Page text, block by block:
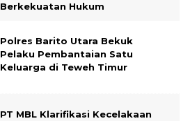
Berkekuatan Hukum
Polres Barito Utara Bekuk
Pelaku Pembantaian Satu
Keluarga di Teweh Timur
PT MBL Klarifikasi Kecelakaan